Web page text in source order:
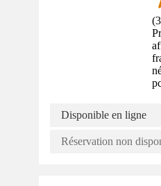
(3
Disponible en ligne
Réservation non